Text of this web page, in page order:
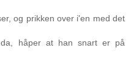
og prikken over i'en med det
håper at han snart er på